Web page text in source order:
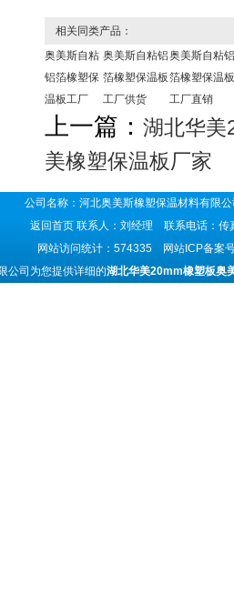
相关同类产品：
奥美斯自粘
铝箔橡塑保
温板工厂
奥美斯自粘铝
箔橡塑保温板
工厂供货
奥美斯自粘铝
箔橡塑保温板
工厂直销
上一篇： 湖北华美
美橡塑保温板厂家
公司名称：河北奥美斯橡塑保温材料有
返回首页 联系人：刘经理 联系电话：
网站访问统计：574335 网站ICP备案
公司为您提供详细的湖北华美20mm橡塑板奥